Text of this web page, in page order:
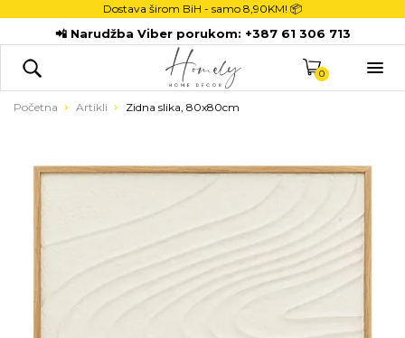
Dostava širom BiH - samo 8,90KM! 📦
📲 Narudžba Viber porukom: +387 61 306 713
0 
POČETNA
DEKORACIJE
KUHINJA
TEKSTIL
ODLAGANJE
Početna Artikli Zidna slika, 80x80cm